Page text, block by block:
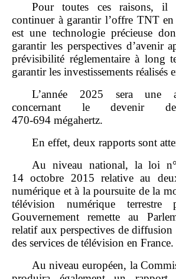
Pour toutes ces raisons, il
continuer à garantir l’offre TNT
est une technologie précieuse
garantir les perspectives d’avenir
prévisibilité réglementaire à long
garantir les investissements réalisés
L’année 2025 sera une
concernant le devenir
470‑694 mégahertz.
En effet, deux rapports sont
Au niveau national, la loi
14 octobre 2015 relative au
numérique et à la poursuite de la
télévision numérique
Gouvernement remette au
relatif aux perspectives de
des services de télévision en France.
Au niveau européen, la